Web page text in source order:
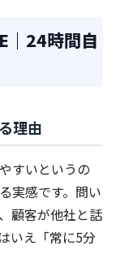
｜24時間自
理由
すいというの
実感です。問い
顧客が他社と話
いえ「常に5分